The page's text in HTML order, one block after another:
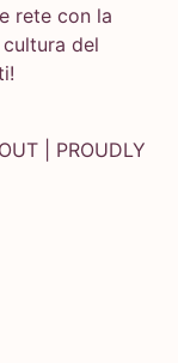
rete con la
del
| PROUDLY